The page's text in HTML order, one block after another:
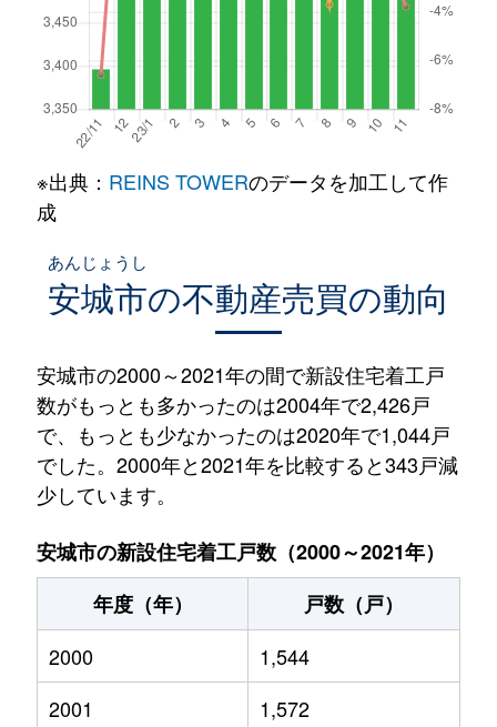
※出典： REINS TOWERのデータを加工して作
成
安城市
あんじょうし
の不動産売買の動向
安城市の2000～2021年の間で新設住宅着工戸
数がもっとも多かったのは2004年で2,426戸
で、もっとも少なかったのは2020年で1,044戸
でした。2000年と2021年を比較すると343戸減
少しています。
安城市の新設住宅着工戸数（2000～2021年）
年度（年）
戸数（戸）
2000
1,544
2001
1,572